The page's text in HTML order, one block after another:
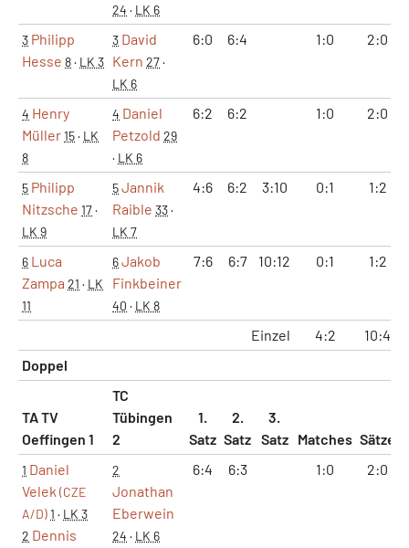
24 · LK 6
3 Philipp
Hesse 8· LK 3
3 David
Kern 27·
LK 6
6:0 6:4 1:0 2:0
4 Henry
Müller15· LK
8
4 Daniel
Petzold 29
· LK 6
6:2 6:2 1:0 2:0
5 Philipp
Nitzsche 17·
LK 9
5Jannik
Raible 33·
LK 7
4:6 6:2 3:10 0:1 1:2
6 Luca
Zampa 21 · LK
11
6Jakob
Finkbeiner
40 · LK 8
7:6 6:7 10:12 0:1 1:2
Einzel 4:2 10:4
Doppel
TA TV
Oeffingen 1
TC
Tübingen
2
1.
Satz
2.
Satz
3.
Satz
Matches Sätze
1 Daniel
Velek (CZE
A/D)1 · LK 3
2 Dennis
2
Jonathan
Eberwein
24 · LK 6
6:4 6:3 1:0 2:0